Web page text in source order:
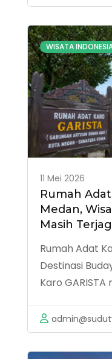
tempat ini
tropis yang
mirip Bora
Boracay …
WISATA
11 Mei 2026
Rumah Adat
Medan,
Masih
Rumah Adat
Destinasi
Karo
perhatian di
menghadirkan
dengan